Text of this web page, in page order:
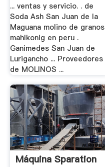
... ventas y servicio. . de
Soda Ash San Juan de la
Maguana molino de granos
mahlkonig en peru .
Ganimedes San Juan de
Lurigancho ... Proveedores
de MOLINOS ...
Máquina Sparation